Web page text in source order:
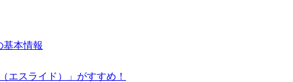
基本情報
エスライド）」がすすめ！